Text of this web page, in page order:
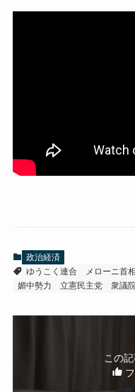
政治経済
ゆうこく連合
メローニ首相
媚中勢力
立憲民主党 衆議
この